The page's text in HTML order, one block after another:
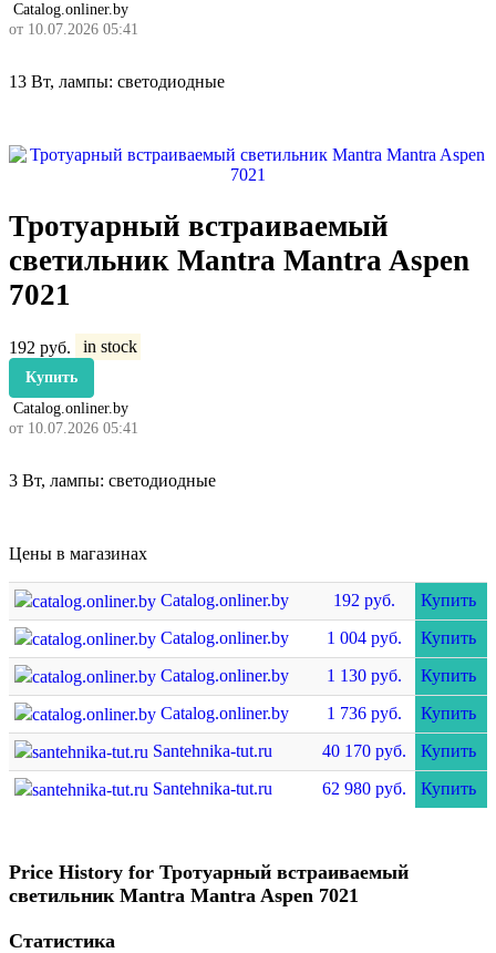
Catalog.onliner.by
от 10.07.2026 05:41
13 Вт, лампы: светодиодные
Тротуарный встраиваемый
светильник Mantra Mantra Aspen
7021
192 руб. in stock
Купить
Catalog.onliner.by
от 10.07.2026 05:41
3 Вт, лампы: светодиодные
Цены в магазинах
Catalog.onliner.by 192 руб.
Купить
Catalog.onliner.by
1 004 руб.
Купить
Catalog.onliner.by
1 130 руб.
Купить
Catalog.onliner.by
1 736 руб.
Купить
Santehnika-tut.ru
40 170 руб.
Купить
Santehnika-tut.ru
62 980 руб. Купить
Price History for Тротуарный встраиваемый
светильник Mantra Mantra Aspen 7021
Статистика